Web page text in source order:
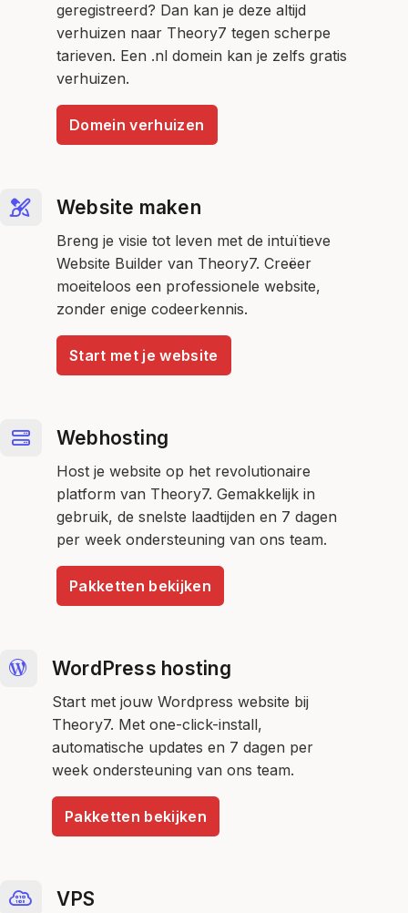
geregistreerd? Dan kan je deze altijd
verhuizen naar Theory7 tegen scherpe
tarieven. Een .nl domein kan je zelfs gratis
verhuizen.
Domein verhuizen
Website maken
Breng je visie tot leven met de intuïtieve
Website Builder van Theory7. Creëer
moeiteloos een professionele website,
zonder enige codeerkennis.
Start met je website
Webhosting
Host je website op het revolutionaire
platform van Theory7. Gemakkelijk in
gebruik, de snelste laadtijden en 7 dagen
per week ondersteuning van ons team.
Pakketten bekijken
WordPress hosting
Start met jouw Wordpress website bij
Theory7. Met one-click-install,
automatische updates en 7 dagen per
week ondersteuning van ons team.
Pakketten bekijken
VPS